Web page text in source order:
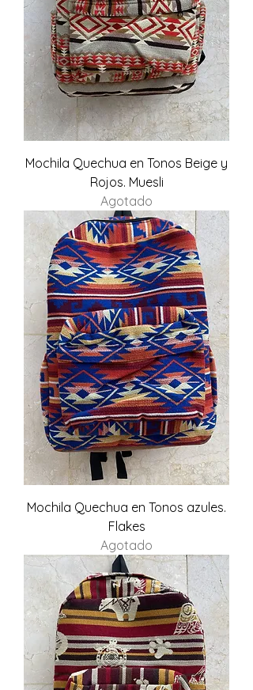
Mochila Quechua en Tonos Beige y
Rojos. Muesli
Agotado
Mochila Quechua en Tonos azules.
Flakes
Agotado